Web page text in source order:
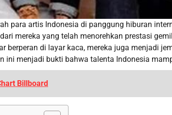
para artis Indonesia di panggung hiburan
mereka yang telah menorehkan prestasi
berperan di layar kaca, mereka juga menjadi
ini menjadi bukti bahwa talenta Indonesia
Billboard